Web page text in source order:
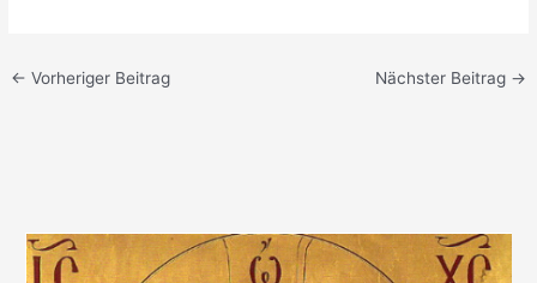
← Vorheriger Beitrag Nächster Beitrag →